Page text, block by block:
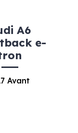
A6
e-